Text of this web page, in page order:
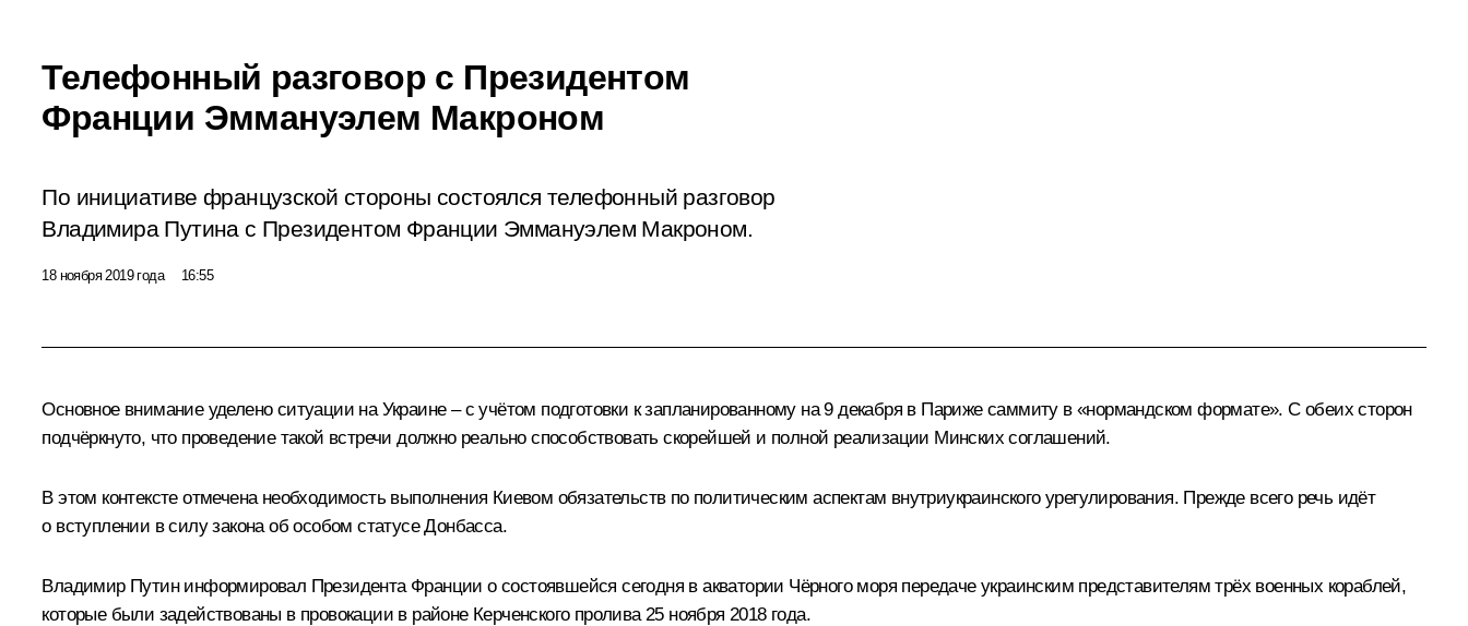
Телефонный разговор с Президентом
Франции Эммануэлем Макроном
По инициативе французской стороны состоялся телефонный разговор
Владимира Путина с Президентом Франции Эммануэлем Макроном.
18 ноября 2019 года 16:55
Основное внимание уделено ситуации на Украине – с учётом подготовки к запланированному на 9 декабря в Париже саммиту в «нормандском формате». С обеих сторон
подчёркнуто, что проведение такой встречи должно реально способствовать скорейшей и полной реализации Минских соглашений.
В этом контексте отмечена необходимость выполнения Киевом обязательств по политическим аспектам внутриукраинского урегулирования. Прежде всего речь идёт
о вступлении в силу закона об особом статусе Донбасса.
Владимир Путин информировал Президента Франции о состоявшейся сегодня в акватории Чёрного моря передаче украинским представителям трёх военных кораблей,
которые были задействованы в провокации в районе Керченского пролива 25 ноября 2018 года.